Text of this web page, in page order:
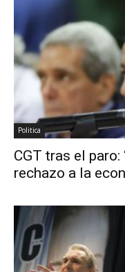
Politica
CGT tras el
rechazo a la